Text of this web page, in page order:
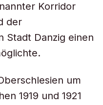
Korridor
der
Stadt Danzig einen
um
1919 und 1921